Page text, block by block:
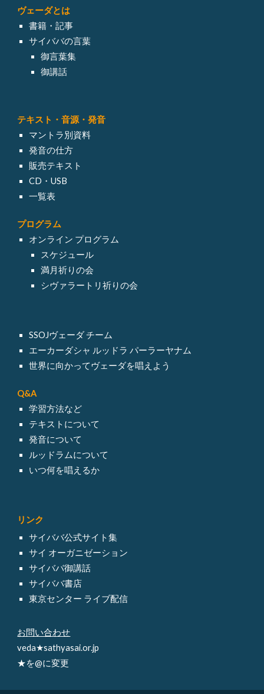
ヴェーダとは
書籍・記事
サイババの言葉
御言葉集
御講話
テキスト・音源・発音
マントラ別資料
発音の仕方
販売テキスト
CD・USB
一覧表
プログラム
オンライン プログラム
スケジュール
満月祈りの会
シヴァラートリ祈りの会
SSOJヴェーダ チーム
エーカーダシャ ルッドラ パーラーヤナム
世界に向かってヴェーダを唱えよう
Q&A
学習方法など
テキスト について
発音について
ルッドラムについて
いつ何を唱えるか
リンク
サイババ公式サイト集
サイ オーガニゼーション
サイババ御講話
サイババ書店
東京センター ライブ配信
お問い合わせ
veda★sathyasai.or.jp
★を@に変更